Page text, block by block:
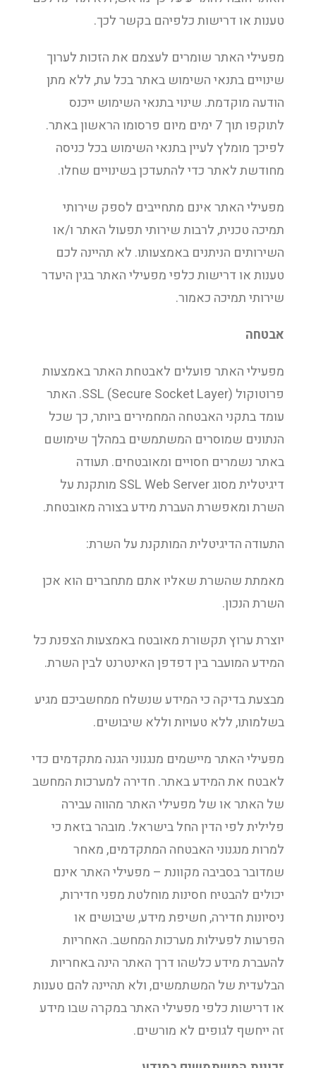
טענות או דרישות כלפיהם בקשר לכך.
מפעילי האתר שומרים לעצמם את הזכות לערוך
שינויים בתנאי השימוש באתר בכל עת, ללא מתן
הודעה מוקדמת. שינוי בתנאי השימוש ייכנס
לתוקפו תוך 7 ימים מיום פרסומו הראשון באתר.
לפיכך מומלץ לעיין בתנאי השימוש בכל כניסה
מחודשת לאתר כדי להתעדכן בשינויים שחלו.
מפעילי האתר אינם מתחייבים לספק שירותי
תמיכה טכנית, לרבות שירותי תפעול האתר ו/או
השירותים הניתנים באמצעותו. לא תהיינה לכם
טענות או דרישות כלפי מפעילי האתר בגין היעדר
שירותי תמיכה כאמור.
אבטחה
מפעילי האתר פועלים לאבטחת האתר באמצעות
פרוטוקול SSL (Secure Socket Layer). האתר
עומד בתקני האבטחה המחמירים ביותר, כך שכל
הנתונים שמוסרים המשתמשים במהלך שימושם
באתר נשמרים חסויים ומאובטחים. תעודה
דיגיטלית מסוג SSL Web Server מותקנת על
השרת ומאפשרת העברת מידע בצורה מאובטחת.
התעודה הדיגיטלית המותקנת על השרת:
מאמתת שהשרת שאליו אתם מתחברים הוא אכן
השרת הנכון.
יוצרת ערוץ תקשורת מאובטח באמצעות הצפנת כל
המידע המועבר בין דפדפן האינטרנט לבין השרת.
מבצעת בדיקה כי המידע שנשלח ממחשביכם מגיע
בשלמותו, ללא טעויות וללא שיבושים.
מפעילי האתר מיישמים מנגנוני הגנה מתקדמים כדי
לאבטח את המידע באתר. חדירה למערכות המחשב
של האתר או של מפעילי האתר מהווה עבירה
פלילית לפי הדין החל בישראל. מובהר בזאת כי
למרות מנגנוני האבטחה המתקדמים, מאחר
שמדובר בסביבה מקוונת – מפעילי האתר אינם
יכולים להבטיח חסינות מוחלטת מפני חדירות,
ניסיונות חדירה, חשיפת מידע, שיבושים או
הפרעות לפעילות מערכות המחשב. האחריות
להעברת מידע כלשהו דרך האתר הינה באחריות
הבלעדית של המשתמשים, ולא תהיינה להם טענות
או דרישות כלפי מפעילי האתר במקרה שבו מידע
זה ייחשף לגופים לא מורשים.